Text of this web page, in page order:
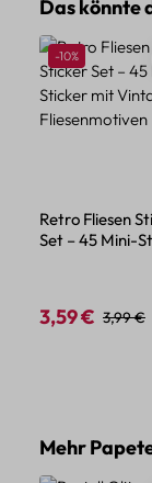
Das könnte
Rabatt
-10%
Retro Fliesen
Set – 45 Mini-
Verkaufspreis:
3,59 € 3,99 €
Produktgalerie
Mehr